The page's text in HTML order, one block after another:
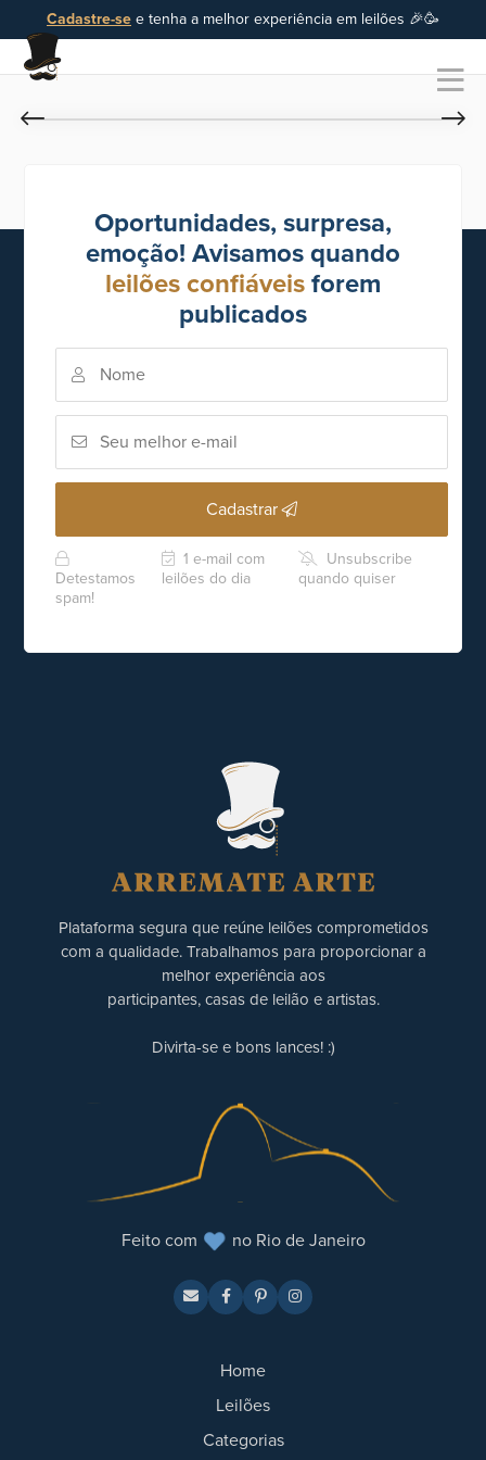
Cadastre-se e tenha a melhor experiência em leilões 🎉🥳
Oportunidades, surpresa,
emoção! Avisamos quando
leilões confiáveis forem
publicados
Cadastrar
Detestamos
spam!
1 e-mail com
leilões do dia
Unsubscribe
quando quiser
Plataforma segura que reúne leilões comprometidos
com a qualidade. Trabalhamos para proporcionar a
melhor experiência aos
participantes, casas de leilão e artistas.
Divirta-se e bons lances! :)
Feito com no Rio de Janeiro
Home
Leilões
Categorias